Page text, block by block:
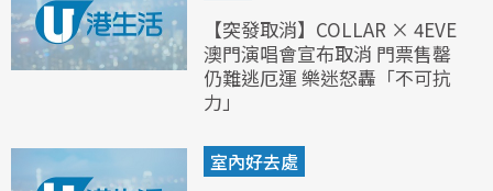
【突發取消】COLLAR × 4EVE
澳門演唱會宣布取消 門票售罄
仍難逃厄運 樂迷怒轟「不可抗
力」
室內好去處